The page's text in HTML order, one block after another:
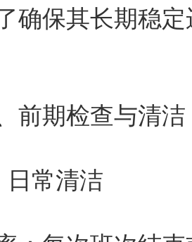
确保其长期稳
期检查与清洁
常清洁